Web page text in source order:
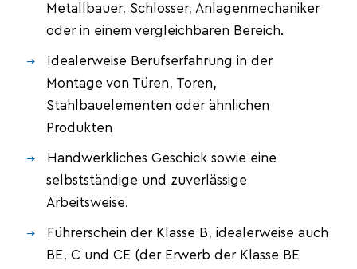
Metallbauer, Schlosser, Anlagenmechaniker
oder in einem vergleichbaren Bereich.
Idealerweise Berufserfahrung in der
Montage von Türen, Toren,
Stahlbauelementen oder ähnlichen
Produkten
Handwerkliches Geschick sowie eine
selbstständige und zuverlässige
Arbeitsweise.
Führerschein der Klasse B, idealerweise auch
BE, C und CE (der Erwerb der Klasse BE